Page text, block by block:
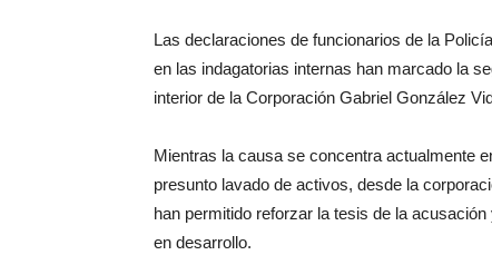
Las declaraciones de funcionarios de la
en las indagatorias internas han marcado la
interior de la Corporación Gabriel González
Mientras la causa se concentra actualmente
presunto lavado de activos, desde la
han permitido reforzar la tesis de la
en desarrollo.